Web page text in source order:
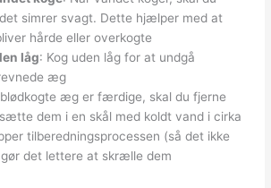
simrer svagt. Dette hjælper med at
hårde eller overkogte
låg: Kog uden låg for at undgå
æg
æg er færdige, skal du fjerne
dem i en skål med koldt vand i cirka
tilberedningsprocessen (så det ikke
det lettere at skrælle dem